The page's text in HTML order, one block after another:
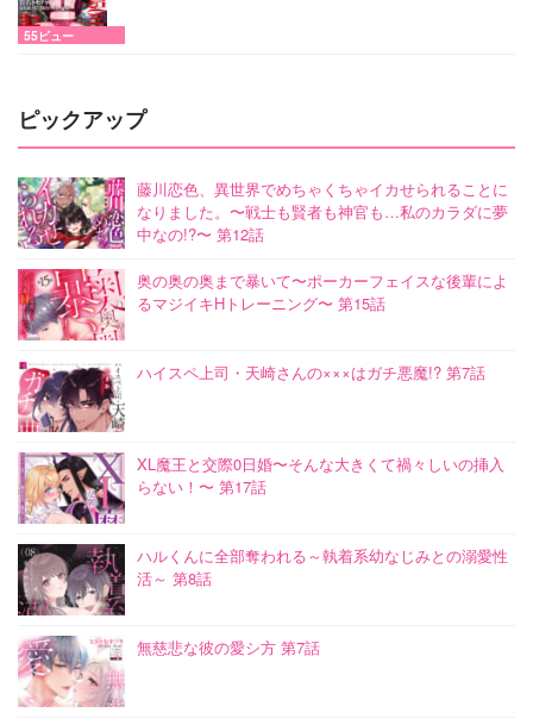
55ビュー
ピックアップ
藤川恋色、異世界でめちゃくちゃイカせられることに
なりました。〜戦士も賢者も神官も…私のカラダに夢
中なの!?〜 第12話
奥の奥の奥まで暴いて〜ポーカーフェイスな後輩によ
るマジイキHトレーニング〜 第15話
ハイスペ上司・天崎さんの×××はガチ悪魔!? 第7話
XL魔王と交際0日婚〜そんな大きくて禍々しいの挿入
らない！〜 第17話
ハルくんに全部奪われる～執着系幼なじみとの溺愛性
活～ 第8話
無慈悲な彼の愛シ方 第7話